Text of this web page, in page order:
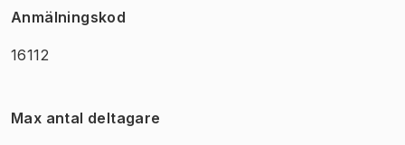
Anmälningskod
16112
Max antal deltagare